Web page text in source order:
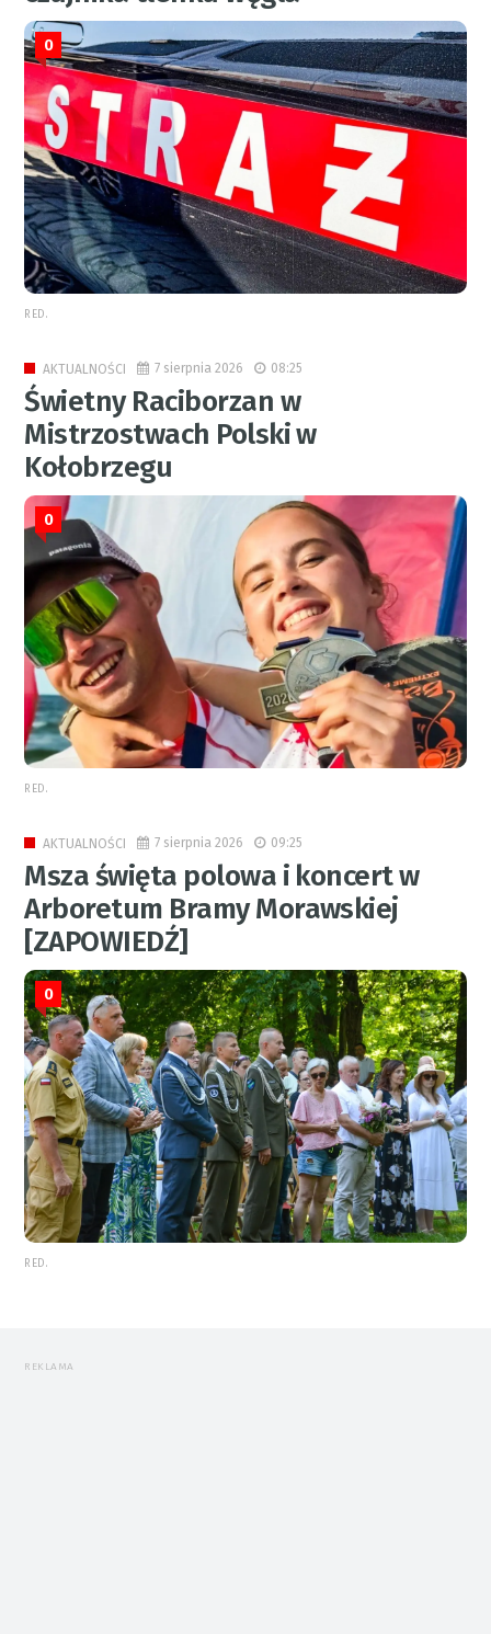
0
RED.
AKTUALNOŚCI 7 sierpnia 2026 08:25
Świetny Raciborzan w
Mistrzostwach Polski w
Kołobrzegu
0
RED.
AKTUALNOŚCI 7 sierpnia 2026 09:25
Msza święta polowa i koncert w
Arboretum Bramy Morawskiej
[ZAPOWIEDŹ]
0
RED.
REKLAMA